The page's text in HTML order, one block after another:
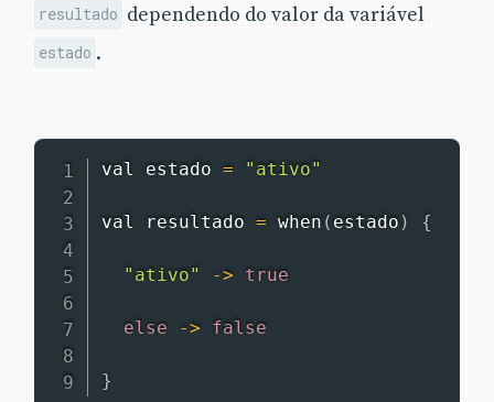
resultado dependendo do valor da variável
estado .
val estado = "ativo"
val resultado = when ( estado ) {
"ativo" -> true
else -> false
}